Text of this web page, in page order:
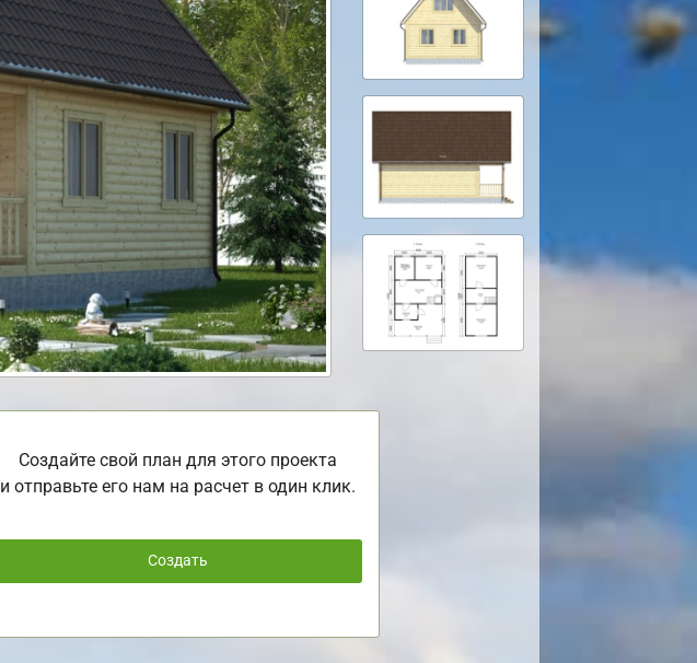
Создайте свой план для этого проекта
и отправьте его нам на расчет в один клик.
Создать